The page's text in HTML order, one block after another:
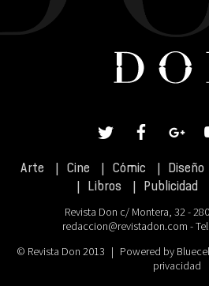
Arte Cine Cómic Diseño
Libros
Publicidad
Revista Don c/ Montera, 32 -
redaccion@revistadon.com -
© Revista Don 2013 | Powered by
privacidad